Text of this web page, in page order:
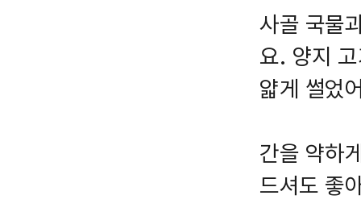
사골 국물
요. 양지
얇게 썰었
간을 약하
드셔도 좋